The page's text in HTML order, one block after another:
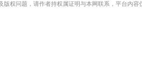
权问题，请作者持权属证明与本网联系，平台内容